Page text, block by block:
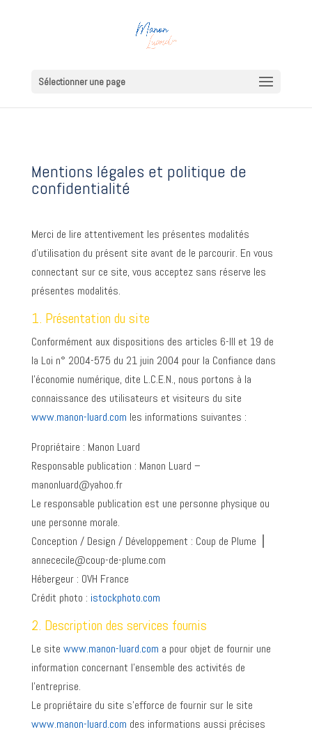
Sélectionner une page
Mentions légales et politique de
confidentialité
Merci de lire attentivement les présentes modalités
d’utilisation du présent site avant de le parcourir. En vous
connectant sur ce site, vous acceptez sans réserve les
présentes modalités.
1. Présentation du site
Conformément aux dispositions des articles 6-III et 19 de
la Loi n° 2004-575 du 21 juin 2004 pour la Confiance dans
l’économie numérique, dite L.C.E.N., nous portons à la
connaissance des utilisateurs et visiteurs du site
www.manon-luard.com les informations suivantes :
Propriétaire : Manon Luard
Responsable publication : Manon Luard –
manonluard@yahoo.fr
Le responsable publication est une personne physique ou
une personne morale.
Conception / Design / Développement : Coup de Plume ⎪
annececile@coup-de-plume.com
Hébergeur : OVH France
Crédit photo : istockphoto.com
2. Description des services fournis
Le site www.manon-luard.com a pour objet de fournir une
information concernant l’ensemble des activités de
l’entreprise.
Le propriétaire du site s’efforce de fournir sur le site
www.manon-luard.com des informations aussi précises